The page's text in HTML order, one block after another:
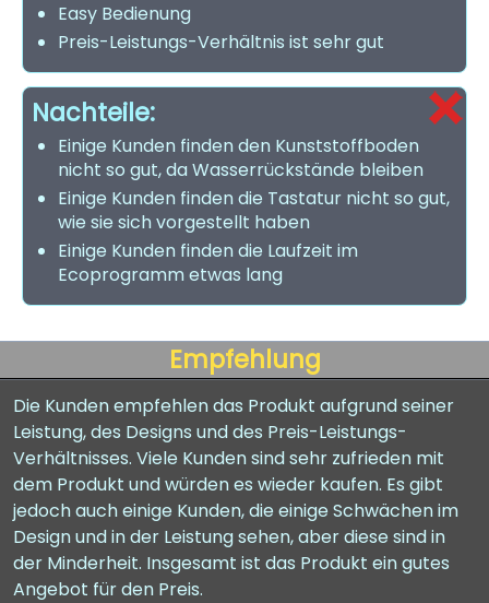
Easy Bedienung
Preis-Leistungs-Verhältnis ist sehr gut
Nachteile:
Einige Kunden finden den Kunststoffboden
nicht so gut, da Wasserrückstände bleiben
Einige Kunden finden die Tastatur nicht so gut,
wie sie sich vorgestellt haben
Einige Kunden finden die Laufzeit im
Ecoprogramm etwas lang
Empfehlung
Die Kunden empfehlen das Produkt aufgrund seiner
Leistung, des Designs und des Preis-Leistungs-
Verhältnisses. Viele Kunden sind sehr zufrieden mit
dem Produkt und würden es wieder kaufen. Es gibt
jedoch auch einige Kunden, die einige Schwächen im
Design und in der Leistung sehen, aber diese sind in
der Minderheit. Insgesamt ist das Produkt ein gutes
Angebot für den Preis.